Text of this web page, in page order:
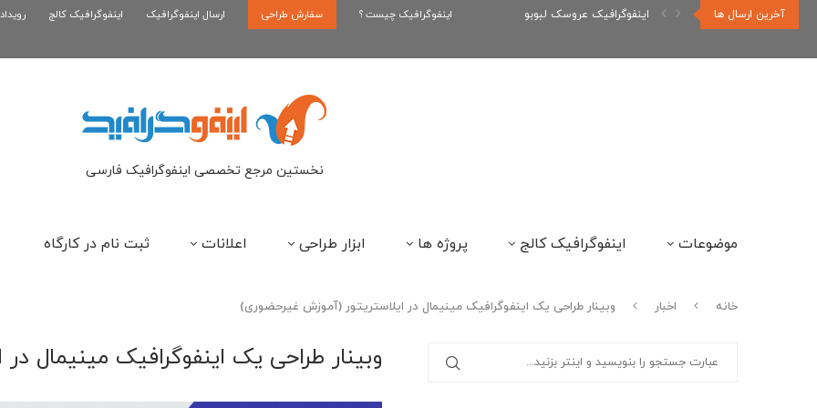
آخرین ارسال ها اینفوگرافیک رپر های فارسی نسل... اینفوگرافیک بازی کلش رویال اینفوگرافیک چیست ؟ سفارش طراحی ارسال اینفوگرافیک اینفوگرافیک کالج
نخستین مرجع تخصصی اینفوگرافیک فارسی
موضوعات اینفوگرافیک کالج پروژه ها ابزار طراحی اعلانات ثبت نام در کارگاه
خانه اخبار وبینار طراحی یک اینفوگرافیک مینیمال در ایلاستریتور (آموزش غیرحضوری)
وبینار طراحی یک اینفوگرافیک مینیمال